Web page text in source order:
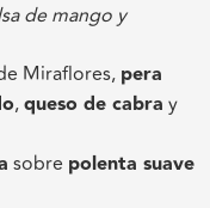
de mango y
Miraflores, pera
,queso de cabra y
sobre polenta suave